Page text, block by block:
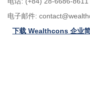
电子邮件:
下载 Wealthcons 企业